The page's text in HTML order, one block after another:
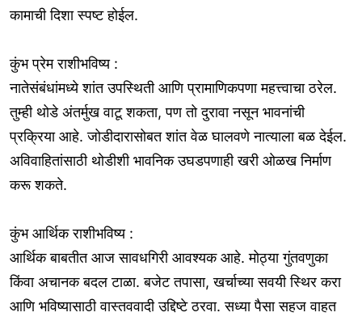
कामाची दिशा स्पष्ट होईल.
कुंभ प्रेम राशीभविष्य :
नातेसंबंधांमध्ये शांत उपस्थिती आणि प्रामाणिकपणा महत्त्वाचा ठरेल.
तुम्ही थोडे अंतर्मुख वाटू शकता, पण तो दुरावा नसून भावनांची
प्रक्रिया आहे. जोडीदारासोबत शांत वेळ घालवणे नात्याला बळ देईल.
अविवाहितांसाठी थोडीशी भावनिक उघडपणाही खरी ओळख निर्माण
करू शकते.
कुंभ आर्थिक राशीभविष्य :
आर्थिक बाबतीत आज सावधगिरी आवश्यक आहे. मोठ्या गुंतवणुका
किंवा अचानक बदल टाळा. बजेट तपासा, खर्चाच्या सवयी स्थिर करा
आणि भविष्यासाठी वास्तववादी उद्दिष्टे ठरवा. सध्या पैसा सहज वाहत